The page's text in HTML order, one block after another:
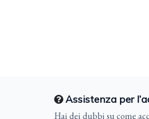
Assistenza per
Hai dei dubbi su come